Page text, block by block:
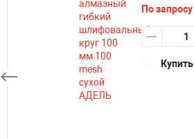
По запросу
Купить